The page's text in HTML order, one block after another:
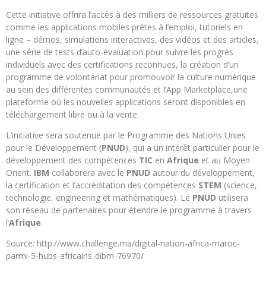
Cette initiative offrira l’accès à des milliers de ressources gratuites
comme les applications mobiles prêtes à l’emploi, tutoriels en
ligne – démos, simulations interactives, des vidéos et des articles,
une série de tests d’auto-évaluation pour suivre les progrès
individuels avec des certifications reconnues, la création d’un
programme de volontariat pour promouvoir la culture numérique
au sein des différentes communautés et l’App Marketplace,une
plateforme où les nouvelles applications seront disponibles en
téléchargement libre ou à la vente.
L’initiative sera soutenue par le Programme des Nations Unies
pour le Développement (PNUD), qui a un intérêt particulier pour le
développement des compétences TIC en Afrique et au Moyen
Orient. IBM collaborera avec le PNUD autour du développement,
la certification et l’accréditation des compétences STEM (science,
technologie, engineering et mathématiques). Le PNUD utilisera
son réseau de partenaires pour étendre le programme à travers
l’Afrique.
Source: http://www.challenge.ma/digital-nation-africa-maroc-
parmi-5-hubs-africains-dibm-76970/